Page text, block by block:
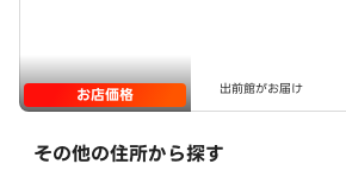
お店価格 出前館がお届け
その他の住所から探す